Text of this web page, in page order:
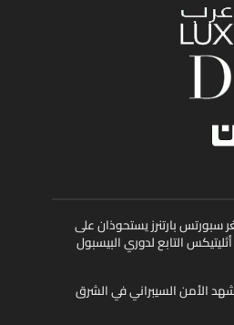
سبورتس بارتنرز يستحوذان على
التابع لدوري البيسبول
الأمن السيبراني في الشرق